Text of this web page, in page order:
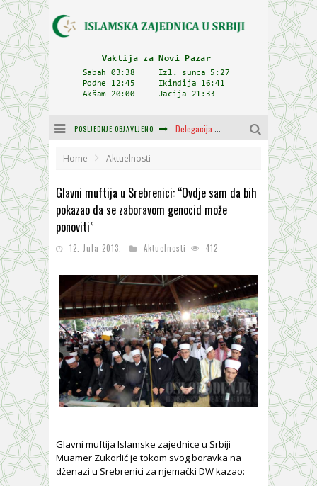
POSLJEDNJE OBJAVLJENO Delegacija IZ-e na godišnjici bitke kod Petrovaradina
Muftija Dudić: Mir, pravda i suživot nemaju alternativu
Home Aktuelnosti
Glavni muftija u Srebrenici: “Ovdje sam da bih
pokazao da se zaboravom genocid može
ponoviti”
12. Jula 2013. Aktuelnosti 412
Glavni muftija Islamske zajednice u Srbiji
Muamer Zukorlić je tokom svog boravka na
dženazi u Srebrenici za njemački DW kazao: